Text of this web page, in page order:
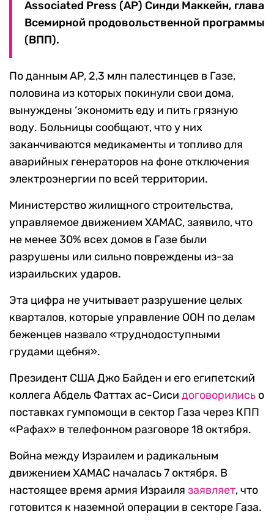
Associated Press (AP) Синди Маккейн, глава
Всемирной продовольственной программы
(ВПП).
По данным AP, 2,3 млн палестинцев в Газе,
половина из которых покинули свои дома,
вынуждены ‘экономить еду и пить грязную
воду. Больницы сообщают, что у них
заканчиваются медикаменты и топливо для
аварийных генераторов на фоне отключения
электроэнергии по всей территории.
Министерство жилищного строительства,
управляемое движением ХАМАС, заявило, что
не менее 30% всех домов в Газе были
разрушены или сильно повреждены из-за
израильских ударов.
Эта цифра не учитывает разрушение целых
кварталов, которые управление ООН по делам
беженцев назвало «труднодоступными
грудами щебня».
Президент США Джо Байден и его египетский
коллега Абдель Фаттах ас-Сиси договорились о
поставках гумпомощи в сектор Газа через КПП
«Рафах» в телефонном разговоре 18 октября.
Война между Израилем и радикальным
движением ХАМАС началась 7 октября. В
настоящее время армия Израиля заявляет, что
готовится к наземной операции в секторе Газа.